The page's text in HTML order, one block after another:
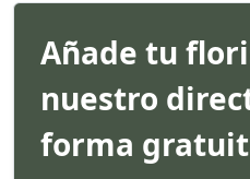
Añade tu
nuestro
forma